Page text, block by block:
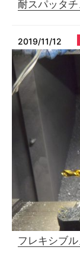
耐スパッタ
2019/11/12
フレキシブ